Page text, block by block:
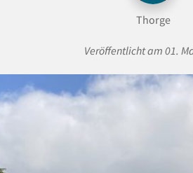
Thorge
Veröffentlicht am 01.